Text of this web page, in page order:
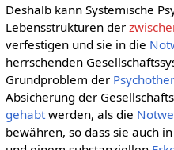
Deshalb kann Systemische
Lebensstrukturen der
verfestigen und sie in die
herrschenden
Grundproblem der
Absicherung der
gehabtwerden, als die
bewähren, so dass sie auch